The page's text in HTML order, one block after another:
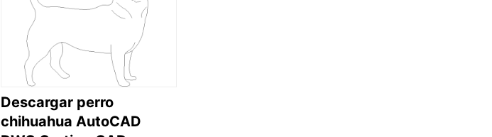
Descargar perro
chihuahua AutoCAD